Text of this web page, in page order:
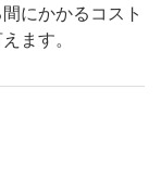
にかかるコスト
ます。